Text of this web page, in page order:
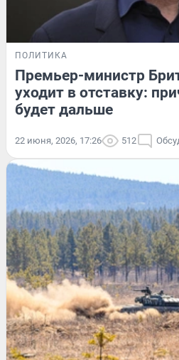
ПОЛИТИКА
Премьер-министр
уходит в отставку:
будет дальше
22 июня, 2026, 17:26 512